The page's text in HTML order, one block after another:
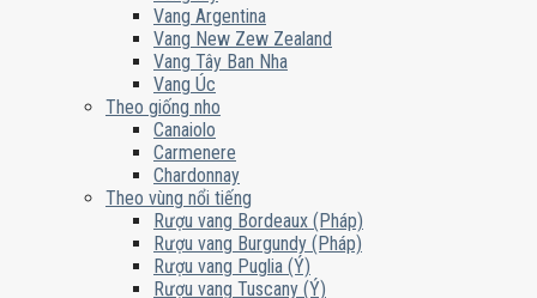
Vang Argentina
Vang New Zew Zealand
Vang Tây Ban Nha
Vang Úc
Theo giống nho
Canaiolo
Carmenere
Chardonnay
Theo vùng nổi tiếng
Rượu vang Bordeaux (Pháp)
Rượu vang Burgundy (Pháp)
Rượu vang Puglia (Ý)
Rượu vang Tuscany (Ý)